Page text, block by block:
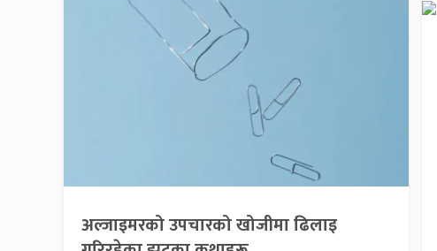
अल्जाइमरको उपचारको खोजीमा ढिलाइ